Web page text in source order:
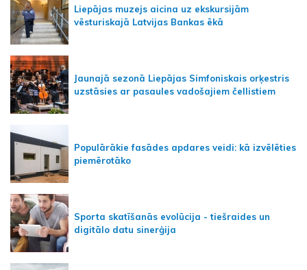
Liepājas muzejs aicina uz ekskursijām
vēsturiskajā Latvijas Bankas ēkā
Jaunajā sezonā Liepājas Simfoniskais orķestris
uzstāsies ar pasaules vadošajiem čellistiem
Populārākie fasādes apdares veidi: kā izvēlēties
piemērotāko
Sporta skatīšanās evolūcija - tiešraides un
digitālo datu sinerģija